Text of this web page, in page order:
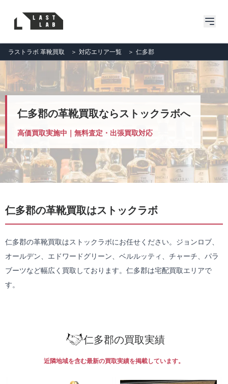
ラストラボ 革靴買取 ＞ 対応エリア一覧 ＞ 仁多郡
仁多郡の革靴買取ならストックラボへ
高価買取実施中｜無料査定・出張買取対応
仁多郡の革靴買取はストックラボ
仁多郡の革靴買取はストックラボにお任せください。ジョンロブ、
オールデン、エドワードグリーン、ベルルッティ、チャーチ、パラ
ブーツなど幅広く買取しております。仁多郡は宅配買取エリアで
す。
仁多郡の買取実績
近隣地域を含む最新の買取実績を掲載しています。